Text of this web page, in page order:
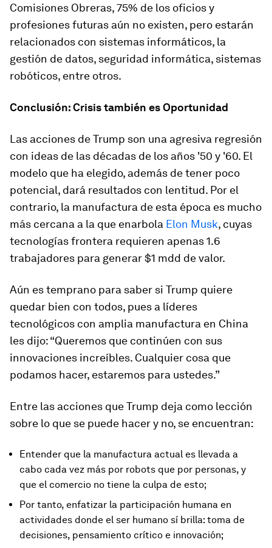
Comisiones Obreras, 75% de los oficios y
profesiones futuras aún no existen, pero estarán
relacionados con sistemas informáticos, la
gestión de datos, seguridad informática, sistemas
robóticos, entre otros.
Conclusión: Crisis también es Oportunidad
Las acciones de Trump son una agresiva regresión
con ideas de las décadas de los años '50 y '60. El
modelo que ha elegido, además de tener poco
potencial, dará resultados con lentitud. Por el
contrario, la manufactura de esta época es mucho
más cercana a la que enarbola Elon Musk, cuyas
tecnologías frontera requieren apenas 1.6
trabajadores para generar $1 mdd de valor.
Aún es temprano para saber si Trump quiere
quedar bien con todos, pues a líderes
tecnológicos con amplia manufactura en China
les dijo: “Queremos que continúen con sus
innovaciones increíbles. Cualquier cosa que
podamos hacer, estaremos para ustedes.”
Entre las acciones que Trump deja como lección
sobre lo que se puede hacer y no, se encuentran:
Entender que la manufactura actual es llevada a
cabo cada vez más por robots que por personas, y
que el comercio no tiene la culpa de esto;
Por tanto, enfatizar la participación humana en
actividades donde el ser humano sí brilla: toma de
decisiones, pensamiento crítico e innovación;